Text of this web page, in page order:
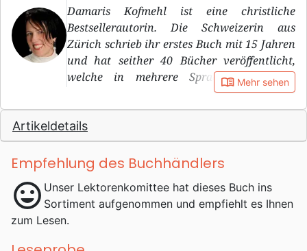
Damaris Kofmehl ist eine christliche
Bestsellerautorin. Die Schweizerin aus
Zürich schrieb ihr erstes Buch mit 15 Jahren
und hat seither 40 Bücher veröffentlicht,
welche in mehrere Sprachen übersetzt
wurden , darunter eine Fantasy-Trilogie und
23 Thriller, die auf wahren Begebenheiten
beruhen. Ihre Buchrecherchen führten sie
unter anderem nach Brasilien, Pakistan,
Guatemala, Chile, Peru, Australien und in
die USA. Mit ihren Büchern, die häufig von
wahren und heftigen Lebensgeschichten
handeln, (Bankräuber, Drogendealer, Mörder
etc.) möchte sie aufzeigen, dass es für Gott
keine unmöglichen Fälle gibt und dass sich
book_open Mehr sehen
Artikeldetails
Empfehlung des Buchhändlers
mood Unser Lektorenkomittee hat dieses Buch ins
Sortiment aufgenommen und empfiehlt es Ihnen
zum Lesen.